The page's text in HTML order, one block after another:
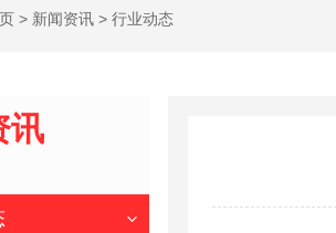
> 新闻资讯 > 行业动态
讯